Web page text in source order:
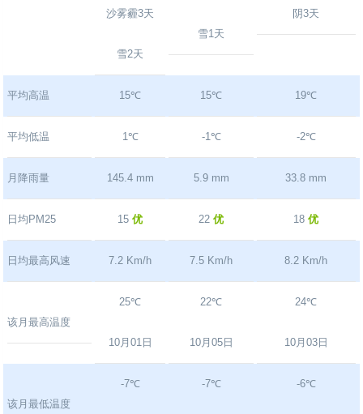
沙雾霾3天
雪2天
雪1天
阴3天
平均高温 15℃ 15℃ 19℃
平均低温 1℃ -1℃ -2℃
月降雨量 145.4 mm 5.9 mm 33.8 mm
日均PM25 15优 22优 18优
日均最高风速 7.2 Km/h 7.5 Km/h 8.2 Km/h
该月最高温度
25℃
10月01日
22℃
10月05日
24℃
10月03日
该月最低温度
-7℃ -7℃ -6℃